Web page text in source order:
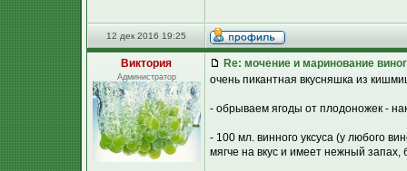
12 дек 2016 19:25
Виктория
Администратор
Re: мочение и маринование
очень пикантная вкусняшка из
- обрываем ягоды от плодоножек -
- 100 мл. винного уксуса (у любого
мягче на вкус и имеет нежный